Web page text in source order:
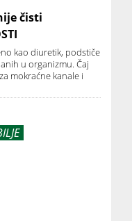
čisti
kao diuretik, podstiče
u organizmu. Čaj
mokraćne kanale i